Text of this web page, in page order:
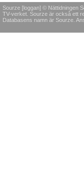
Sourze [loggan] © Nättidningen
TV-verket. Sourze är också ett
Databasens namn är Sourze.